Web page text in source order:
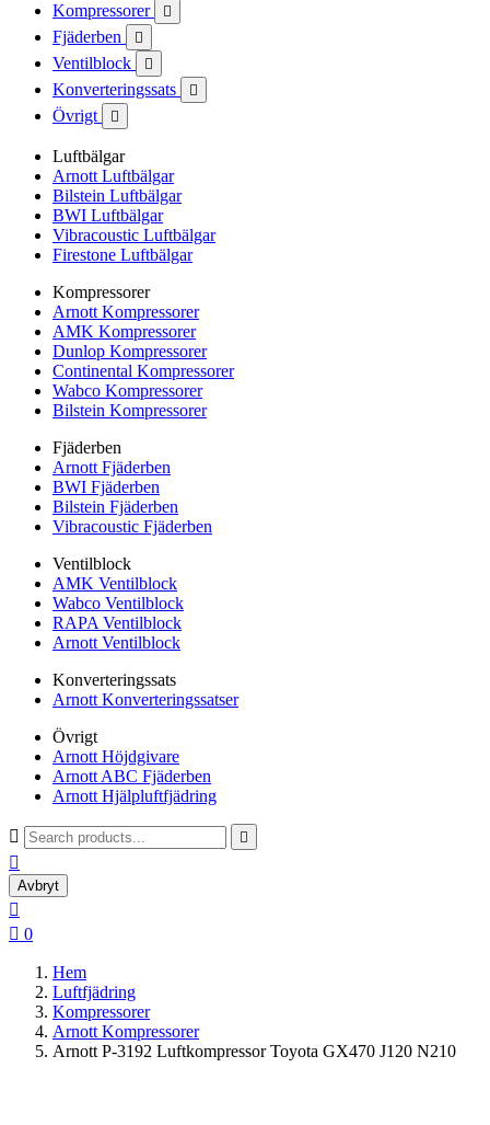
Kompressorer 
Fjäderben 
Ventilblock 
Konverteringssats 
Övrigt 
Luftbälgar
Arnott Luftbälgar
Bilstein Luftbälgar
BWI Luftbälgar
Vibracoustic Luftbälgar
Firestone Luftbälgar
Kompressorer
Arnott Kompressorer
AMK Kompressorer
Dunlop Kompressorer
Continental Kompressorer
Wabco Kompressorer
Bilstein Kompressorer
Fjäderben
Arnott Fjäderben
BWI Fjäderben
Bilstein Fjäderben
Vibracoustic Fjäderben
Ventilblock
AMK Ventilblock
Wabco Ventilblock
RAPA Ventilblock
Arnott Ventilblock
Konverteringssats
Arnott Konverteringssatser
Övrigt
Arnott Höjdgivare
Arnott ABC Fjäderben
Arnott Hjälpluftfjädring
 

Avbryt

 0
Hem
Luftfjädring
Kompressorer
Arnott Kompressorer
Arnott P-3192 Luftkompressor Toyota GX470 J120 N210